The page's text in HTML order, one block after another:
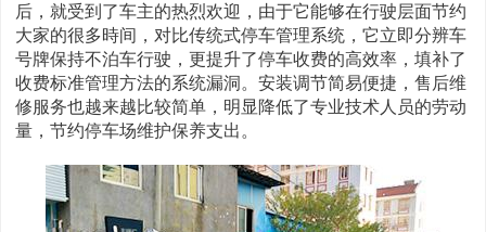
后，就受到了车主的热烈欢迎，由于它能够在行驶层面节约
大家的很多時间，对比传统式停车管理系统，它立即分辨车
号牌保持不泊车行驶，更提升了停车收费的高效率，填补了
收费标准管理方法的系统漏洞。安装调节简易便捷，售后维
修服务也越来越比较简单，明显降低了专业技术人员的劳动
量，节约停车场维护保养支出。